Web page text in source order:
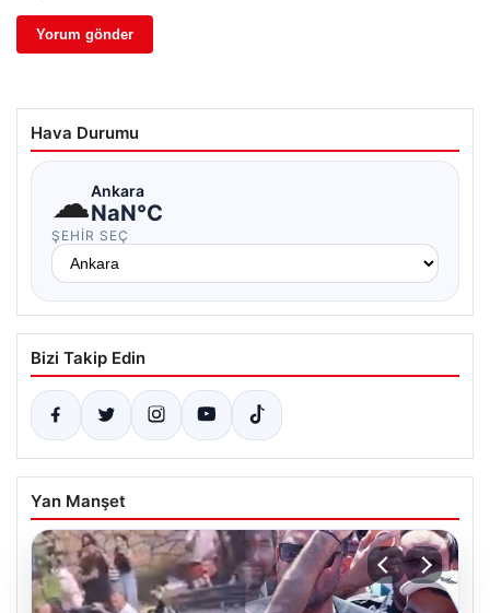
Hava Durumu
☁Ankara
NaN°C
ŞEHIR SEÇ
Bizi Takip Edin
Yan Manşet